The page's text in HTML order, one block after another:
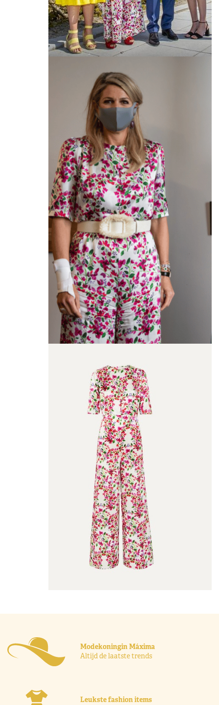
Modekoningin Máxima
Altijd de laatste trends
Leukste fashion items